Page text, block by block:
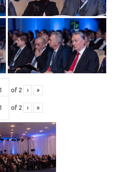
of 2 › »
of 2 › »